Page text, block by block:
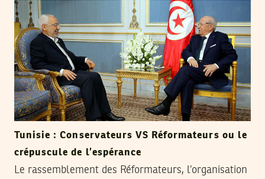
Tunisie : Conservateurs VS Réformateurs ou le
crépuscule de l’espérance
Le rassemblement des Réformateurs, l’organisation